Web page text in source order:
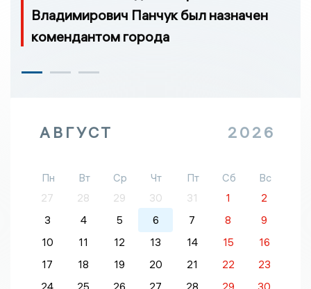
Владимирович Панчук был назначен
комендантом города
АВГУСТ 2026
Пн Вт Ср Чт Пт Сб
Вс
27
28 29 30 31 1
2
3
4 5 6 7 8
9
10
11 12 13 14 15
16
17
18 19 20 21 22
23